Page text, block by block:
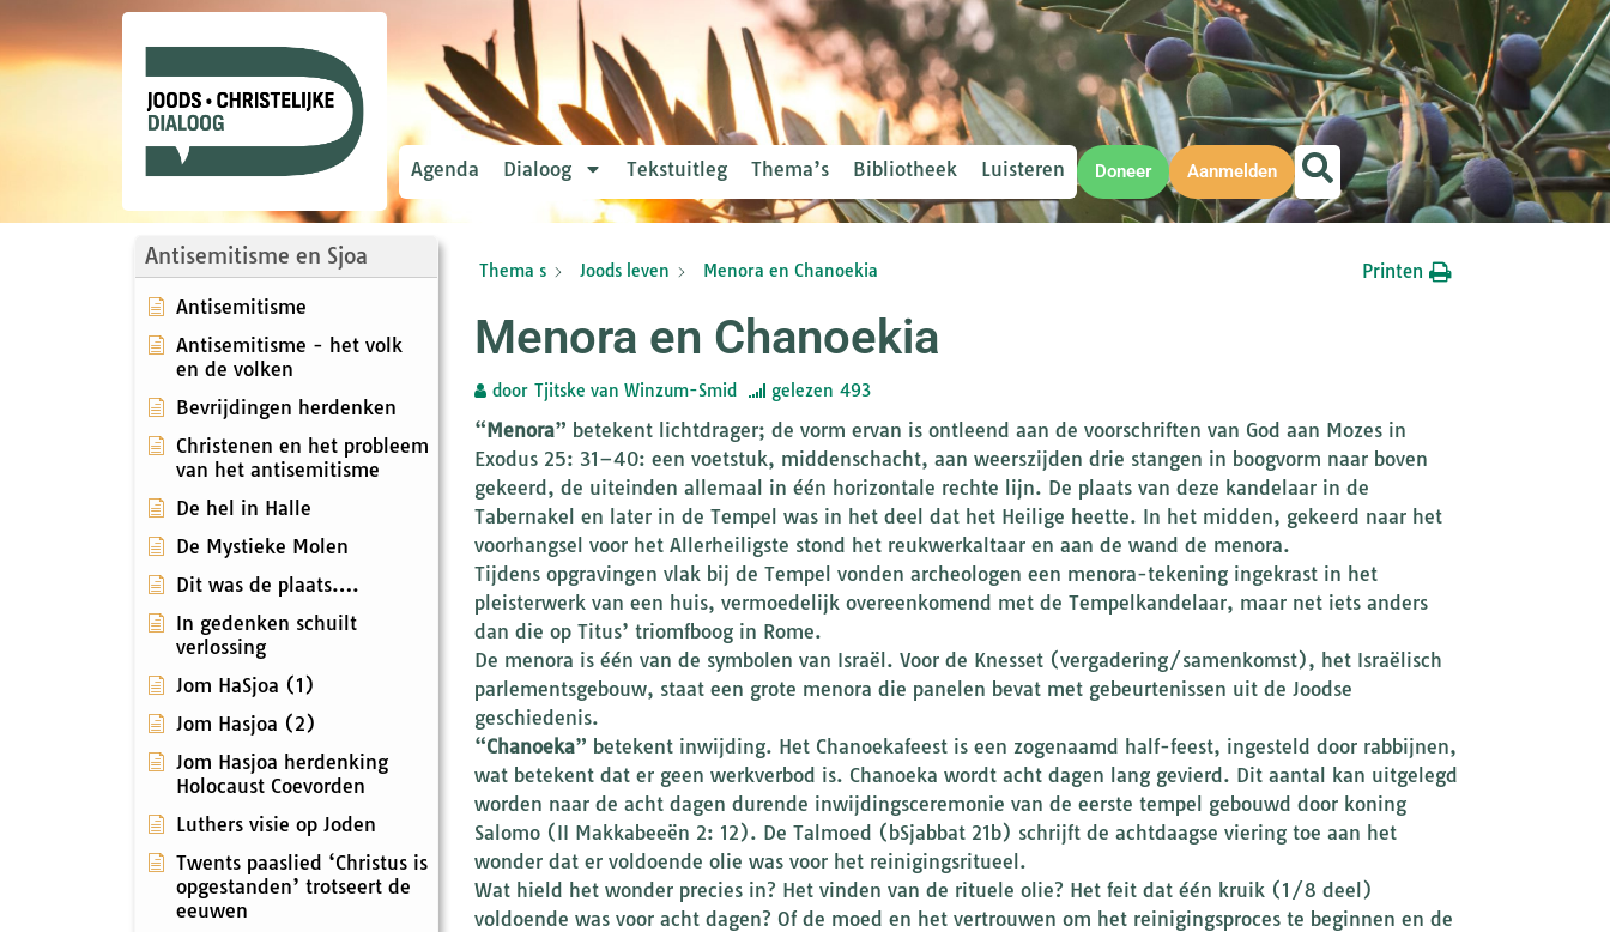
Agenda Dialoog Tekstuitleg Thema’s Bibliotheek Luisteren Doneer Aanmelden
Antisemitisme en Sjoa
Antisemitisme
Antisemitisme - het volk
en de volken
Bevrijdingen herdenken
Christenen en het probleem
van het antisemitisme
De hel in Halle
De Mystieke Molen
Dit was de plaats….
In gedenken schuilt
verlossing
Jom HaSjoa (1)
Jom Hasjoa (2)
Jom Hasjoa herdenking
Holocaust Coevorden
Luthers visie op Joden
Twents paaslied ‘Christus is
opgestanden’ trotseert de
eeuwen
Thema s Joods leven Menora en Chanoekia Printen
Menora en Chanoekia
door Tjitske van Winzum-Smid gelezen 493
“Menora” betekent lichtdrager; de vorm ervan is ontleend aan de voorschriften van God aan Mozes in
Exodus 25: 31–40: een voetstuk, middenschacht, aan weerszijden drie stangen in boogvorm naar boven
gekeerd, de uiteinden allemaal in één horizontale rechte lijn. De plaats van deze kandelaar in de
Tabernakel en later in de Tempel was in het deel dat het Heilige heette. In het midden, gekeerd naar het
voorhangsel voor het Allerheiligste stond het reukwerkaltaar en aan de wand de menora.
Tijdens opgravingen vlak bij de Tempel vonden archeologen een menora-tekening ingekrast in het
pleisterwerk van een huis, vermoedelijk overeenkomend met de Tempelkandelaar, maar net iets anders
dan die op Titus’ triomfboog in Rome.
De menora is één van de symbolen van Israël. Voor de Knesset (vergadering/samenkomst), het Israëlisch
parlementsgebouw, staat een grote menora die panelen bevat met gebeurtenissen uit de Joodse
geschiedenis.
“Chanoeka” betekent inwijding. Het Chanoekafeest is een zogenaamd half-feest, ingesteld door rabbijnen,
wat betekent dat er geen werkverbod is. Chanoeka wordt acht dagen lang gevierd. Dit aantal kan uitgelegd
worden naar de acht dagen durende inwijdingsceremonie van de eerste tempel gebouwd door koning
Salomo (II Makkabeeën 2: 12). De Talmoed (bSjabbat 21b) schrijft de achtdaagse viering toe aan het
wonder dat er voldoende olie was voor het reinigingsritueel.
Wat hield het wonder precies in? Het vinden van de rituele olie? Het feit dat één kruik (1/8 deel)
voldoende was voor acht dagen? Of de moed en het vertrouwen om het reinigingsproces te beginnen en de